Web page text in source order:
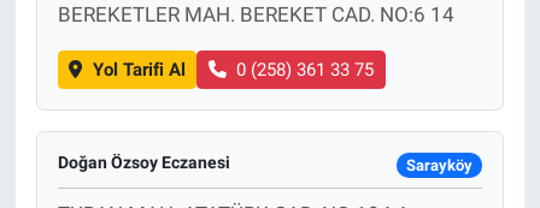
BEREKETLER MAH. BEREKET CAD. NO:6 14
Yol Tarifi Al 0 (258) 361 33 75
Doğan Özsoy Eczanesi Sarayköy